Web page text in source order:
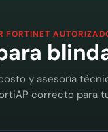
FORTINET
y asesoría
correcto para